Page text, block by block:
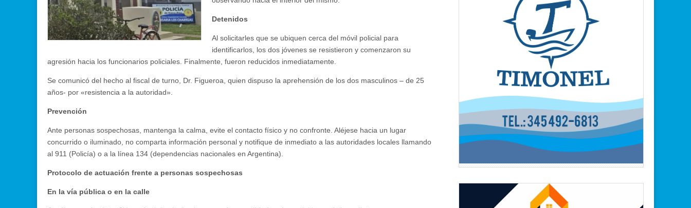
Detenidos
Al solicitarles que se ubiquen cerca del móvil policial para
identificarlos, los dos jóvenes se resistieron y comenzaron su
agresión hacia los funcionarios policiales. Finalmente, fueron reducidos inmediatamente.
Se comunicó del hecho al fiscal de turno, Dr. Figueroa, quien dispuso la aprehensión de los dos masculinos – de 25
años- por «resistencia a la autoridad».
Prevención
Ante personas sospechosas, mantenga la calma, evite el contacto físico y no confronte. Aléjese hacia un lugar
concurrido o iluminado, no comparta información personal y notifique de inmediato a las autoridades locales llamando
al 911 (Policía) o a la línea 134 (dependencias nacionales en Argentina).
Protocolo de actuación frente a personas sospechosas
En la vía pública o en la calle